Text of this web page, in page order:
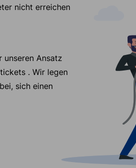
nicht erreichen
unseren Ansatz
. Wir legen
sich einen